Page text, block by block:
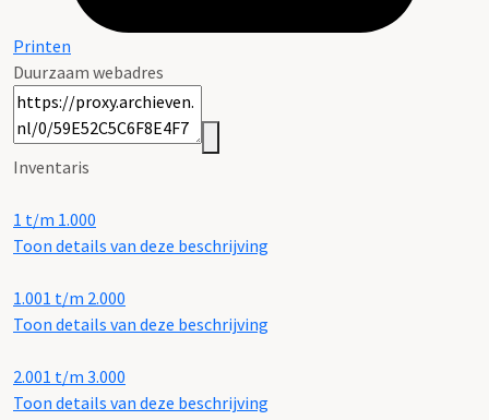
Printen
Duurzaam webadres
Inventaris
1 t/m 1.000
Toon details van deze beschrijving
1.001 t/m 2.000
Toon details van deze beschrijving
2.001 t/m 3.000
Toon details van deze beschrijving